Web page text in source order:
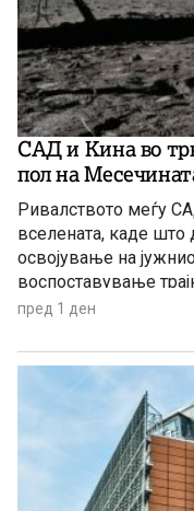
САД и Кина во
пол на
Ривалството меѓу
вселената, каде што
освојување на
воспоставување
Земјата.
пред 1 ден